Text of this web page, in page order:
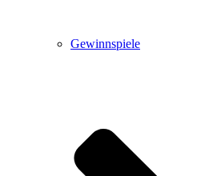
Gewinnspiele